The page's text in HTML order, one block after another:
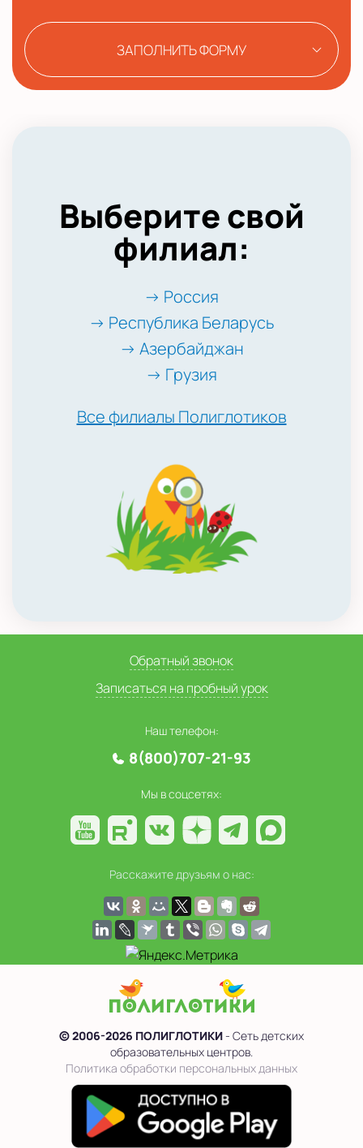
ЗАПОЛНИТЬ ФОРМУ
Выберите свой
филиал:
→ Россия
→ Республика Беларусь
→ Азербайджан
→ Грузия
Все филиалы Полиглотиков
Обратный звонок
Записаться на пробный урок
Наш телефон:
8(800)707-21-93
Мы в соцсетях:
Расскажите друзьям о нас:
© 2006-2026 ПОЛИГЛОТИКИ- Сеть детских
образовательных центров.
Политика обработки персональных данных